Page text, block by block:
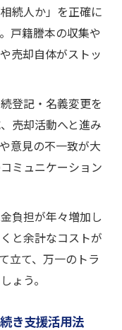
続人か」を正確に
戸籍謄本の収集や
売却自体がストッ
登記・名義変更を
売却活動へと進み
意見の不一致が大
ミュニケーション
負担が年々増加し
と余計なコストが
立て、万一のトラ
ょう。
き支援活用法